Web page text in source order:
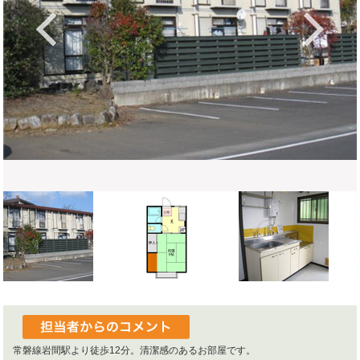
Previous
常磐線岩間駅より徒歩12分。清潔感のあるお部屋です。